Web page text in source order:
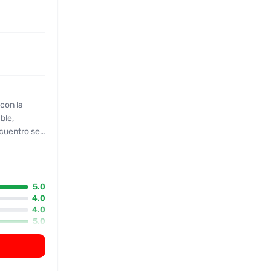
la
sea
muy
se
como en
5.0
4.0
4.0
5.0